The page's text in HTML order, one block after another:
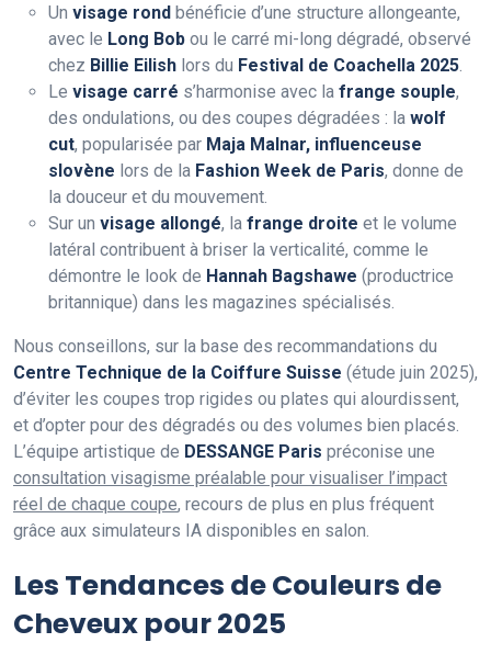
Un visage rond bénéficie d’une structure allongeante,
avec le Long Bob ou le carré mi-long dégradé, observé
chez Billie Eilish lors du Festival de Coachella 2025
Le visage carré s’harmonise avec la frange souple,
des ondulations, ou des coupes dégradées : la wolf
cut, popularisée par Maja Malnar, influenceuse
slovène lors de la Fashion Week de Paris, donne de
la douceur et du mouvement.
Sur un visage allongé, la frange droite et le volume
latéral contribuent à briser la verticalité, comme le
démontre le look de Hannah Bagshawe (productrice
britannique) dans les magazines spécialisés.
Nous conseillons, sur la base des recommandations du
Centre Technique de la Coiffure Suisse (étude juin 2025),
d’éviter les coupes trop rigides ou plates qui alourdissent,
et d’opter pour des dégradés ou des volumes bien placés.
L’équipe artistique de DESSANGE Paris préconise une
consultation visagisme préalable pour visualiser l’impact
réel de chaque coupe, recours de plus en plus fréquent
grâce aux simulateurs IA disponibles en salon.
Les Tendances de Couleurs de
Cheveux pour 2025